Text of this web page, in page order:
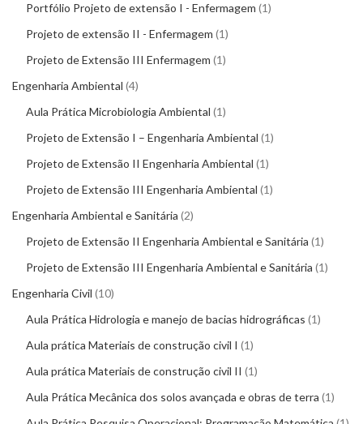
Portfólio Projeto de extensão I - Enfermagem 1
Projeto de extensão II - Enfermagem 1
Projeto de Extensão III Enfermagem 1
Engenharia Ambiental 4
Aula Prática Microbiologia Ambiental 1
Projeto de Extensão I – Engenharia Ambiental 1
Projeto de Extensão II Engenharia Ambiental 1
Projeto de Extensão III Engenharia Ambiental 1
Engenharia Ambiental e Sanitária 2
Projeto de Extensão II Engenharia Ambiental e Sanitária 1
Projeto de Extensão III Engenharia Ambiental e Sanitária 1
Engenharia Civil 10
Aula Prática Hidrologia e manejo de bacias hidrográficas 1
Aula prática Materiais de construção civil I 1
Aula prática Materiais de construção civil II 1
Aula Prática Mecânica dos solos avançada e obras de terra 1